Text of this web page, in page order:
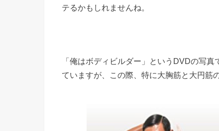
テるかもしれませんね。
「俺はボディビルダー」というDVDの写
ていますが、この際、特に大胸筋と大円筋